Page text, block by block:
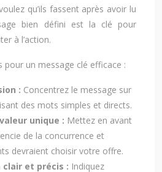
qu’ils fassent après avoir lu
bien défini est la clé pour
à l’action.
pour un message clé efficace :
: Concentrez le message sur
des mots simples et directs.
unique : Mettez en avant
de la concurrence et
devraient choisir votre offre.
clair et précis : Indiquez